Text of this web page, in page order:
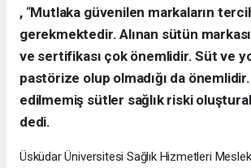
,“Mutlaka güvenilen markaların
gerekmektedir. Alınan sütün
ve sertifikası çok önemlidir. Süt ve
pastörize olup olmadığı da
edilmemiş sütler sağlık riski
dedi.
Üsküdar Üniversitesi Sağlık Hizmetleri